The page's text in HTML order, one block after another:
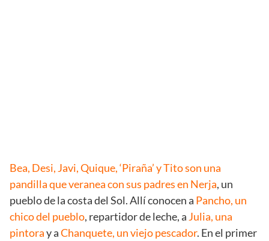
Bea, Desi, Javi, Quique, ‘Piraña’ y Tito son una
pandilla que veranea con sus padres en Nerja, un
pueblo de la costa del Sol. Allí conocen a Pancho, un
chico del pueblo, repartidor de leche, a Julia, una
pintoray aChanquete, un viejo pescador. En el primer